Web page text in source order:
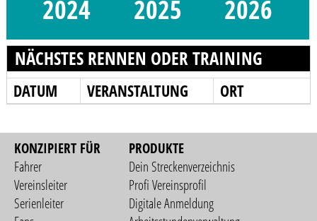
2024 2025 2026
NÄCHSTES RENNEN ODER TRAINING
DATUM VERANSTALTUNG ORT
KONZIPIERT FÜR
Fahrer
Vereinsleiter
Serienleiter
PRODUKTE
Dein Streckenverzeichnis
Profi Vereinsprofil
Digitale Anmeldung